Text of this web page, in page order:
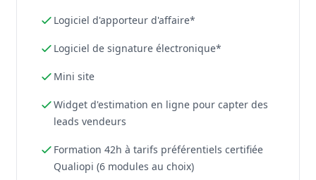
Logiciel d'apporteur d'affaire*
Logiciel de signature électronique*
Mini site
Widget d'estimation en ligne pour capter des
leads vendeurs
Formation 42h à tarifs préférentiels certifiée
Qualiopi (6 modules au choix)